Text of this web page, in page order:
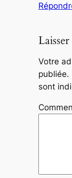
Votre
publiée.
sont